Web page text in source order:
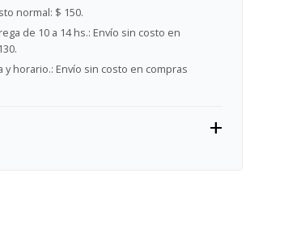
normal: $ 150.
de 10 a 14 hs.: Envío sin costo en
y horario.: Envío sin costo en compras